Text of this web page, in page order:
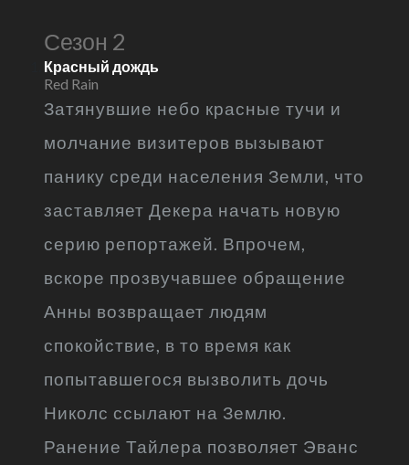
Сезон 2
Красный дождь
Red Rain
Затянувшие небо красные тучи и
молчание визитеров вызывают
панику среди населения Земли, что
заставляет Декера начать новую
серию репортажей. Впрочем,
вскоре прозвучавшее обращение
Анны возвращает людям
спокойствие, в то время как
попытавшегося вызволить дочь
Николс ссылают на Землю.
Ранение Тайлера позволяет Эванс